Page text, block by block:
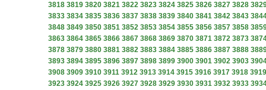
3818 3819 3820 3821 3822 3823 3824 3825 3826 3827 3828
3833 3834 3835 3836 3837 3838 3839 3840 3841 3842 3843
3848 3849 3850 3851 3852 3853 3854 3855 3856 3857 3858
3863 3864 3865 3866 3867 3868 3869 3870 3871 3872 3873
3878 3879 3880 3881 3882 3883 3884 3885 3886 3887 3888
3893 3894 3895 3896 3897 3898 3899 3900 3901 3902 3903
3908 3909 3910 3911 3912 3913 3914 3915 3916 3917 3918 3919
3923 3924 3925 3926 3927 3928 3929 3930 3931 3932 3933